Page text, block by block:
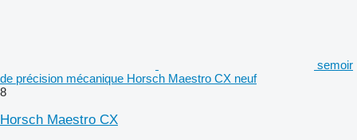
semoir
de précision mécanique Horsch Maestro CX neuf
8
Horsch Maestro CX